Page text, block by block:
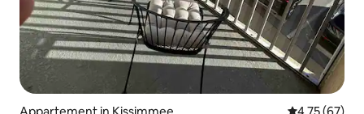
Appartement in Kissimmee Gemiddelde
4,75 (67)